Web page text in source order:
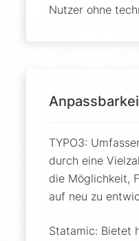
Nutzer ohne
TYPO3:
durch eine
die Möglichkeit,
auf neu zu
Statamic: Bietet